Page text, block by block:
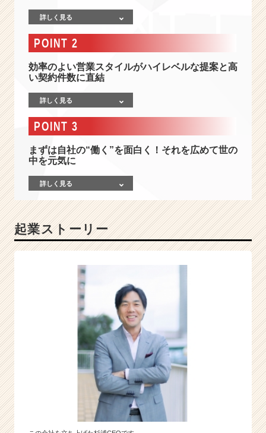
ス
環
境
を
ト
タ
ル
ロ
ー
ス
値
を
創
り
け
る
業
界
の
詳しく見る
POINT 2
効率のよい営業スタイルがハイレベルな提案と高
い契約件数に直結
詳しく見る
POINT 3
まずは自社の“働く”を面白く！それを広めて世の
中を元気に
詳しく見る
起業ストーリー